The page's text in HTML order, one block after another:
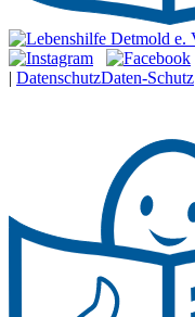
| DatenschutzDaten-Schutz